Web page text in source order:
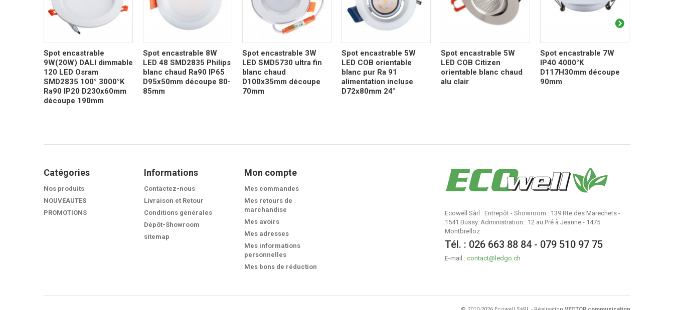
Spot encastrable
9W(20W) DALI dimmable
120 LED Osram
SMD2835 100° 3000°K
Ra90 IP20 D230x60mm
découpe 190mm
Spot encastrable 8W
LED 48 SMD2835 Philips
blanc chaud Ra90 IP65
D95x50mm découpe 80-
85mm
Spot encastrable 3W
LED SMD5730 ultra fin
blanc chaud
D100x35mm découpe
70mm
Spot encastrable 5W
LED COB orientable
blanc pur Ra 91
alimentation incluse
D72x80mm 24°
Spot encastrable 5W
LED COB Citizen
orientable blanc chaud
alu clair
Spot encastrable 7W
IP40 4000°K
D117H30mm découpe
90mm
Catégories
Nos produits
NOUVEAUTES
PROMOTIONS
Informations
Contactez-nous
Livraison et Retour
Conditions générales
Dépôt-Showroom
sitemap
Mon compte
Mes commandes
Mes retours de
marchandise
Mes avoirs
Mes adresses
Mes informations
personnelles
Mes bons de réduction
Ecowell Sàrl : Entrepôt - Showroom : 139 Rte des Marechets -
1541 Bussy. Administration : 12 au Pré à Jeanne - 1475
Montbrelloz
Tél. : 026 663 88 84 - 079 510 97 75
E-mail : contact@ledgo.ch